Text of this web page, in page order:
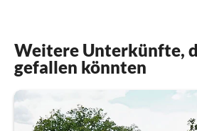
Weitere Unterkünfte,
gefallen könnten